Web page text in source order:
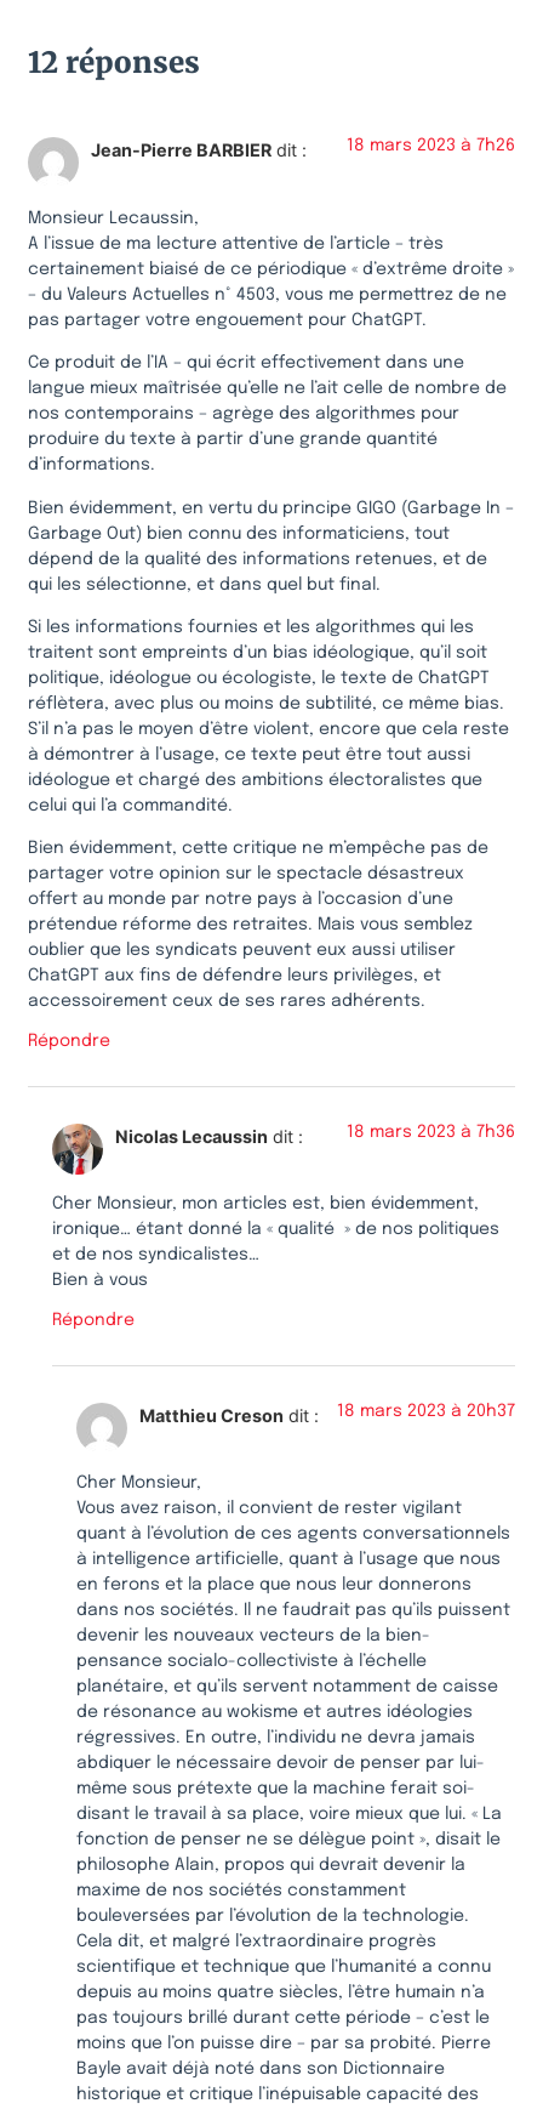
12 réponses
Jean-Pierre BARBIER dit : 18 mars 2023 à 7h26
Monsieur Lecaussin,
A l’issue de ma lecture attentive de l’article – très
certainement biaisé de ce périodique « d’extrême droite »
– du Valeurs Actuelles n° 4503, vous me permettrez de ne
pas partager votre engouement pour ChatGPT.
Ce produit de l’IA – qui écrit effectivement dans une
langue mieux maîtrisée qu’elle ne l’ait celle de nombre de
nos contemporains – agrège des algorithmes pour
produire du texte à partir d’une grande quantité
d’informations.
Bien évidemment, en vertu du principe GIGO (Garbage In –
Garbage Out) bien connu des informaticiens, tout
dépend de la qualité des informations retenues, et de
qui les sélectionne, et dans quel but final.
Si les informations fournies et les algorithmes qui les
traitent sont empreints d’un bias idéologique, qu’il soit
politique, idéologue ou écologiste, le texte de ChatGPT
réflètera, avec plus ou moins de subtilité, ce même bias.
S’il n’a pas le moyen d’être violent, encore que cela reste
à démontrer à l’usage, ce texte peut être tout aussi
idéologue et chargé des ambitions électoralistes que
celui qui l’a commandité.
Bien évidemment, cette critique ne m’empêche pas de
partager votre opinion sur le spectacle désastreux
offert au monde par notre pays à l’occasion d’une
prétendue réforme des retraites. Mais vous semblez
oublier que les syndicats peuvent eux aussi utiliser
ChatGPT aux fins de défendre leurs privilèges, et
accessoirement ceux de ses rares adhérents.
Répondre
Nicolas Lecaussin dit : 18 mars 2023 à 7h36
Cher Monsieur, mon articles est, bien évidemment,
ironique… étant donné la « qualité » de nos politiques
et de nos syndicalistes…
Bien à vous
Répondre
Matthieu Creson dit : 18 mars 2023 à 20h37
Cher Monsieur,
Vous avez raison, il convient de rester vigilant
quant à l’évolution de ces agents conversationnels
à intelligence artificielle, quant à l’usage que nous
en ferons et la place que nous leur donnerons
dans nos sociétés. Il ne faudrait pas qu’ils puissent
devenir les nouveaux vecteurs de la bien-
pensance socialo-collectiviste à l’échelle
planétaire, et qu’ils servent notamment de caisse
de résonance au wokisme et autres idéologies
régressives. En outre, l’individu ne devra jamais
abdiquer le nécessaire devoir de penser par lui-
même sous prétexte que la machine ferait soi-
disant le travail à sa place, voire mieux que lui. « La
fonction de penser ne se délègue point », disait le
philosophe Alain, propos qui devrait devenir la
maxime de nos sociétés constamment
bouleversées par l’évolution de la technologie.
Cela dit, et malgré l’extraordinaire progrès
scientifique et technique que l’humanité a connu
depuis au moins quatre siècles, l’être humain n’a
pas toujours brillé durant cette période – c’est le
moins que l’on puisse dire – par sa probité. Pierre
Bayle avait déjà noté dans son Dictionnaire
historique et critique l’inépuisable capacité des